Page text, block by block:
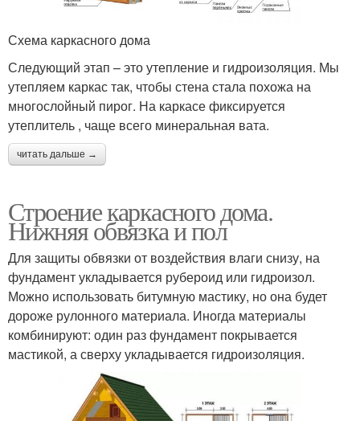
Схема каркасного дома
Следующий этап – это утепление и гидроизоляция. Мы
утепляем каркас так, чтобы стена стала похожа на
многослойный пирог. На каркасе фиксируется
утеплитель , чаще всего минеральная вата.
читать дальше →
Строение каркасного дома.
Нижняя обвязка и пол
Для защиты обвязки от воздействия влаги снизу, на
фундамент укладывается рубероид или гидроизол.
Можно использовать битумную мастику, но она будет
дороже рулонного материала. Иногда материалы
комбинируют: один раз фундамент покрывается
мастикой, а сверху укладывается гидроизоляция.